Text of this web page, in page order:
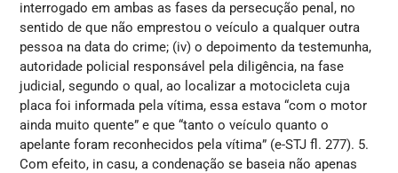
interrogado em ambas as fases da persecução penal, no
sentido de que não emprestou o veículo a qualquer outra
pessoa na data do crime; (iv) o depoimento da testemunha,
autoridade policial responsável pela diligência, na fase
judicial, segundo o qual, ao localizar a motocicleta cuja
placa foi informada pela vítima, essa estava “com o motor
ainda muito quente” e que “tanto o veículo quanto o
apelante foram reconhecidos pela vítima” (e-STJ fl. 277). 5.
Com efeito, in casu, a condenação se baseia não apenas